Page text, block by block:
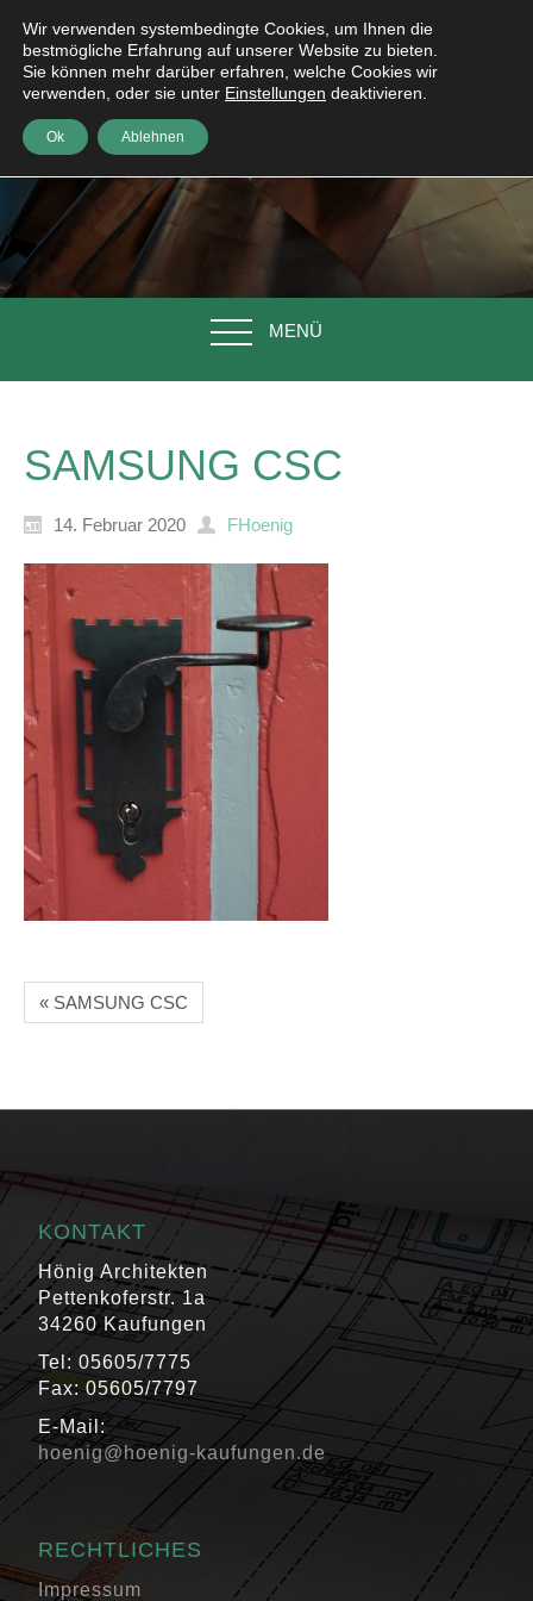
MENÜ
SAMSUNG CSC
14. Februar 2020 FHoenig
« SAMSUNG CSC
KONTAKT
Hönig Architekten
Pettenkoferstr. 1a
34260 Kaufungen
Tel: 05605/7775
Fax: 05605/7797
E-Mail:
hoenig@hoenig-kaufungen.de
RECHTLICHES
Impressum
Wir verwenden systembedingte Cookies, um Ihnen die
bestmögliche Erfahrung auf unserer Website zu bieten.
Sie können mehr darüber erfahren, welche Cookies wir
verwenden, oder sie unter Einstellungen deaktivieren.
Ok Ablehnen